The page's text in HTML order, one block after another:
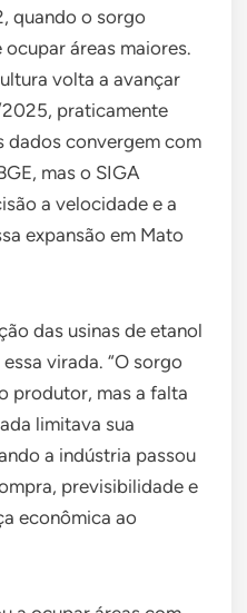
quando o sorgo
áreas maiores.
volta a avançar
praticamente
dados convergem com
mas o SIGA
a velocidade e a
expansão em Mato
das usinas de etanol
virada. “O sorgo
produtor, mas a falta
limitava sua
a indústria passou
previsibilidade e
econômica ao